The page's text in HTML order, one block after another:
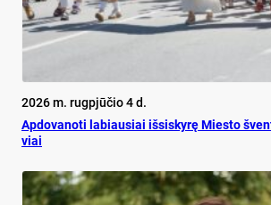
2026 m. rugpjūčio 4 d.
Ap­do­va­no­ti la­biau­siai iš­si­sky­rę Mies­to
viai